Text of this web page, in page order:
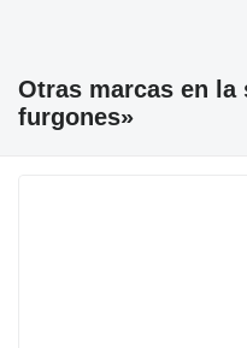
Otras marcas en la
furgones»